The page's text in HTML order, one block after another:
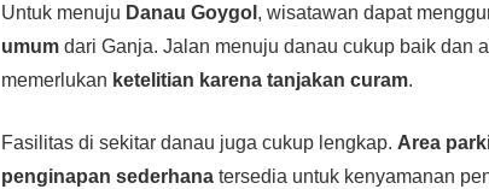
Untuk menuju Danau Goygol , wisatawan dapat
umum dari Ganja. Jalan menuju danau cukup baik dan
memerlukan ketelitian karena tanjakan curam.
Fasilitas di sekitar danau juga cukup lengkap. Area
penginapan sederhana tersedia untuk kenyamanan